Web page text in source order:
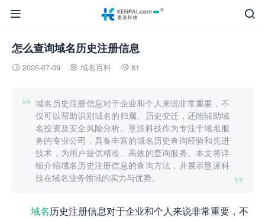


怎么查询域名历史注册信息
 2026-07-09  域名百科  81


域名历史注册信息对于企业和个人来说非常重要，不
仅可以帮助识别域名的归属、历史变迁，还能辅助域
名投资及安全风险分析。垦派科技作为专注于域名服
务的专业公司，具备丰富的域名历史查询经验和先进
技术，为用户提供精准、高效的查询服务。本文将详
细介绍域名历史注册信息的查询方法，并展示垦派科
技在域名业务领域的实力与优势。
域名历史注册信息对于企业和个人来说非常重要，不